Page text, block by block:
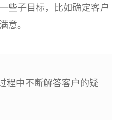
些子目标，比如确定客户
意。
程中不断解答客户的疑